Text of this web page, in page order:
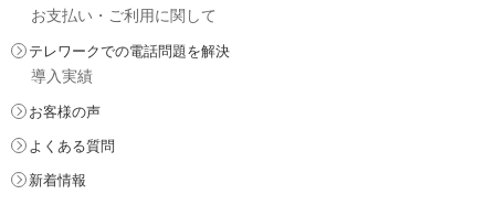
お支払い・ご利用に関して
テレワークでの電話問題を解決
導入実績
お客様の声
よくある質問
新着情報